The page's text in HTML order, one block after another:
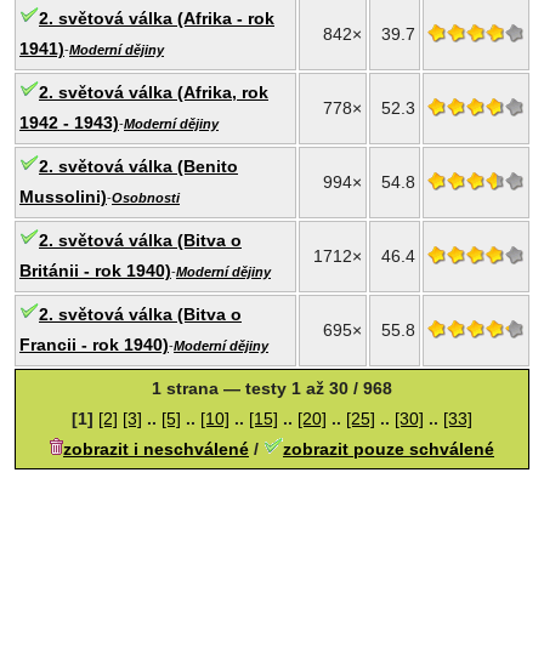
2. světová válka (Afrika - rok
1941)-Moderní dějiny
842× 39.7
2. světová válka (Afrika, rok
1942 - 1943)-Moderní dějiny
778× 52.3
2. světová válka (Benito
Mussolini)-Osobnosti
994× 54.8
2. světová válka (Bitva o
Británii - rok 1940)-Moderní dějiny
1712× 46.4
2. světová válka (Bitva o
Francii - rok 1940)-Moderní dějiny
695× 55.8
1 strana — testy 1 až 30 / 968
[1] [2] [3] .. [5] .. [10] .. [15] .. [20] .. [25] .. [30] .. [33]
zobrazit i neschválené / zobrazit pouze schválené